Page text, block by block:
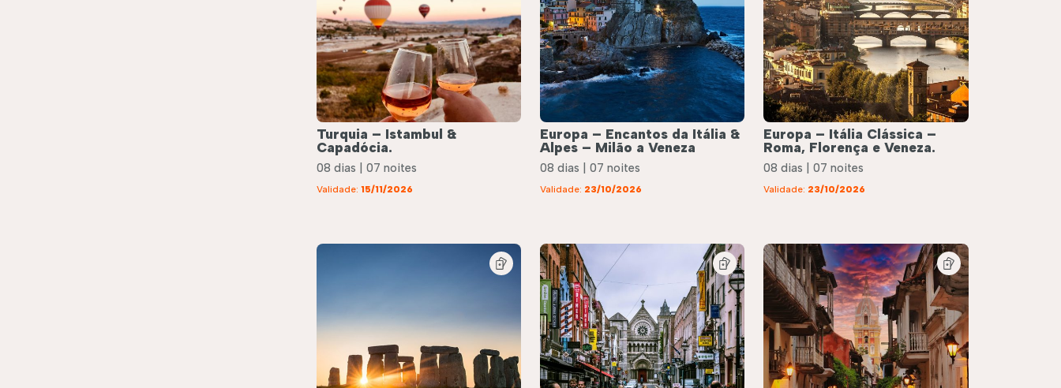
Turquia – Istambul &
Capadócia.
08 dias | 07 noites
Validade: 15/11/2026
Europa – Encantos da Itália &
Alpes – Milão a Veneza
08 dias | 07 noites
Validade: 23/10/2026
Europa – Itália Clássica –
Roma, Florença e Veneza.
08 dias | 07 noites
Validade: 23/10/2026